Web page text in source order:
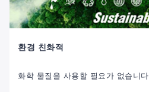
환경 친화적
화학 물질을 사용할 필요가 없습니다.